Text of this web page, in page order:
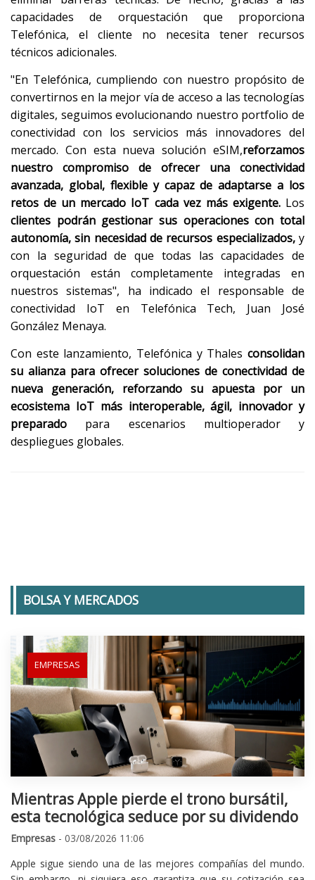
capacidades de orquestación que proporciona
Telefónica, el cliente no necesita tener recursos
técnicos adicionales.
"En Telefónica, cumpliendo con nuestro propósito de
convertirnos en la mejor vía de acceso a las tecnologías
digitales, seguimos evolucionando nuestro portfolio de
conectividad con los servicios más innovadores del
mercado. Con esta nueva solución eSIM,reforzamos
nuestro compromiso de ofrecer una conectividad
avanzada, global, flexible y capaz de adaptarse a los
retos de un mercado IoT cada vez más exigente.Los
clientes podrán gestionar sus operaciones con total
autonomía, sin necesidad de recursos especializados,y
con la seguridad de que todas las capacidades de
orquestación están completamente integradas en
nuestros sistemas", ha indicado el responsable de
conectividad IoT en Telefónica Tech, Juan José
González Menaya.
Con este lanzamiento, Telefónica y Thales consolidan
su alianza para ofrecer soluciones de conectividad de
nueva generación, reforzando su apuesta por un
ecosistema IoT más interoperable, ágil, innovador y
preparado para escenarios multioperador y
despliegues globales.
BOLSA Y MERCADOS
EMPRESAS
Mientras Apple pierde el trono bursátil,
esta tecnológica seduce por su dividendo
Empresas - 03/08/2026 11:06
Apple sigue siendo una de las mejores compañías del mundo.